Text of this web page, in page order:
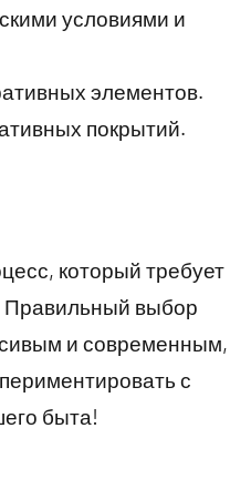
условиями и
элементов.
покрытий.
который требует
Правильный выбор
и современным,
с
быта!